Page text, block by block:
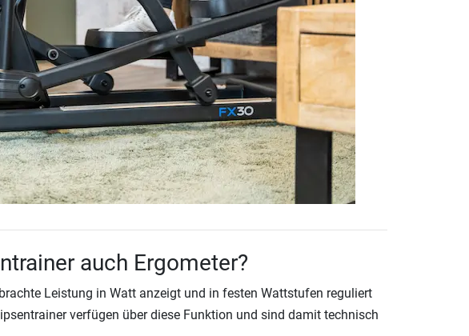
auch Ergometer?
Leistung in Watt anzeigt und in festen Wattstufen reguliert
verfügen über diese Funktion und sind damit technisch